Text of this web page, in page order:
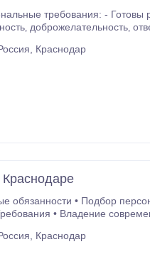
требования: - Готовы
ответственность.
Краснодар
обязанности • Подбор
Краснодар